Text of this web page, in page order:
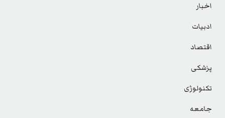
اخبار
ادبیات
اقتصاد
پزشکی
تکنولوژی
جامعه